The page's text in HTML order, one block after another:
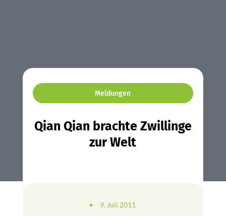
Meldungen
Qian Qian brachte Zwillinge
zur Welt
9. Juli 2011